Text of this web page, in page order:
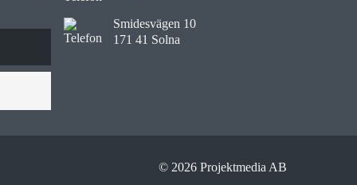
Smidesvägen 10
171 41 Solna
© 2026 Projektmedia AB